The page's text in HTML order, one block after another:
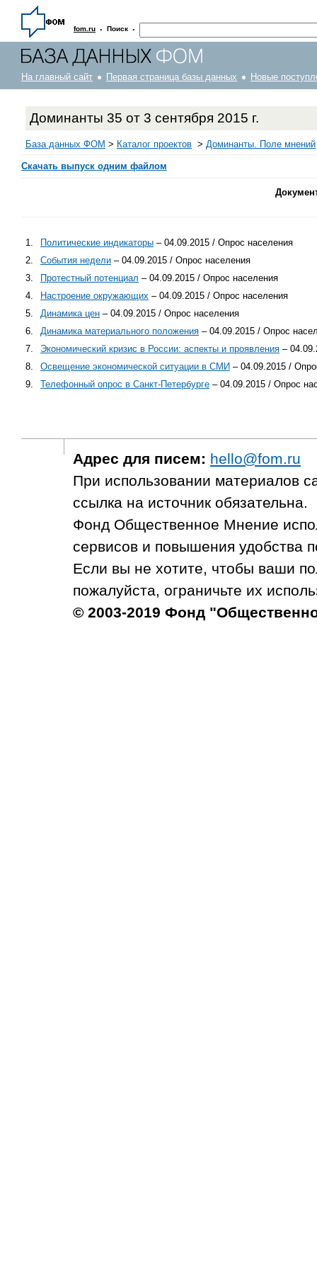
fom.ru · Поиск ·
На главный сайт Первая страница базы данных Новые
Доминанты 35 от 3 сентября 2015 г.
База данных ФОМ > Каталог проектов > Доминанты. Поле мнений
Скачать выпуск одним файлом
1. Политические индикаторы – 04.09.2015 / Опрос населения
2.
События недели – 04.09.2015 / Опрос населения
3.
Протестный потенциал – 04.09.2015 / Опрос населения
4.
Настроение окружающих – 04.09.2015 / Опрос населения
5.
Динамика цен – 04.09.2015 / Опрос населения
6.
Динамика материального положения – 04.09.2015 / Опрос
7.
Экономический кризис в России: аспекты и проявления –
8.
Освещение экономической ситуации в СМИ – 04.09.2015 /
9.
Телефонный опрос в Санкт-Петербурге – 04.09.2015 / Опрос
Адрес для писем: hello@fom.ru
При использовании материалов
ссылка на источник обязательна.
Фонд Общественное Мнение
сервисов и повышения удобства
Если вы не хотите, чтобы ваши
пожалуйста, ограничьте их
© 2003-2019 Фонд